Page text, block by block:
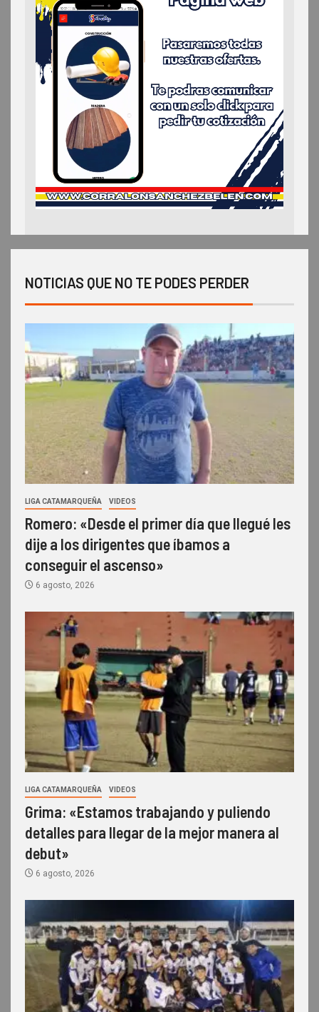
NOTICIAS QUE NO TE PODES PERDER
LIGA CATAMARQUEÑA VIDEOS
Romero: «Desde el primer día que llegué les
dije a los dirigentes que íbamos a
conseguir el ascenso»
6 agosto, 2026
LIGA CATAMARQUEÑA VIDEOS
Grima: «Estamos trabajando y puliendo
detalles para llegar de la mejor manera al
debut»
6 agosto, 2026